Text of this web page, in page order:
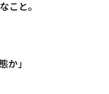
こと。
か」